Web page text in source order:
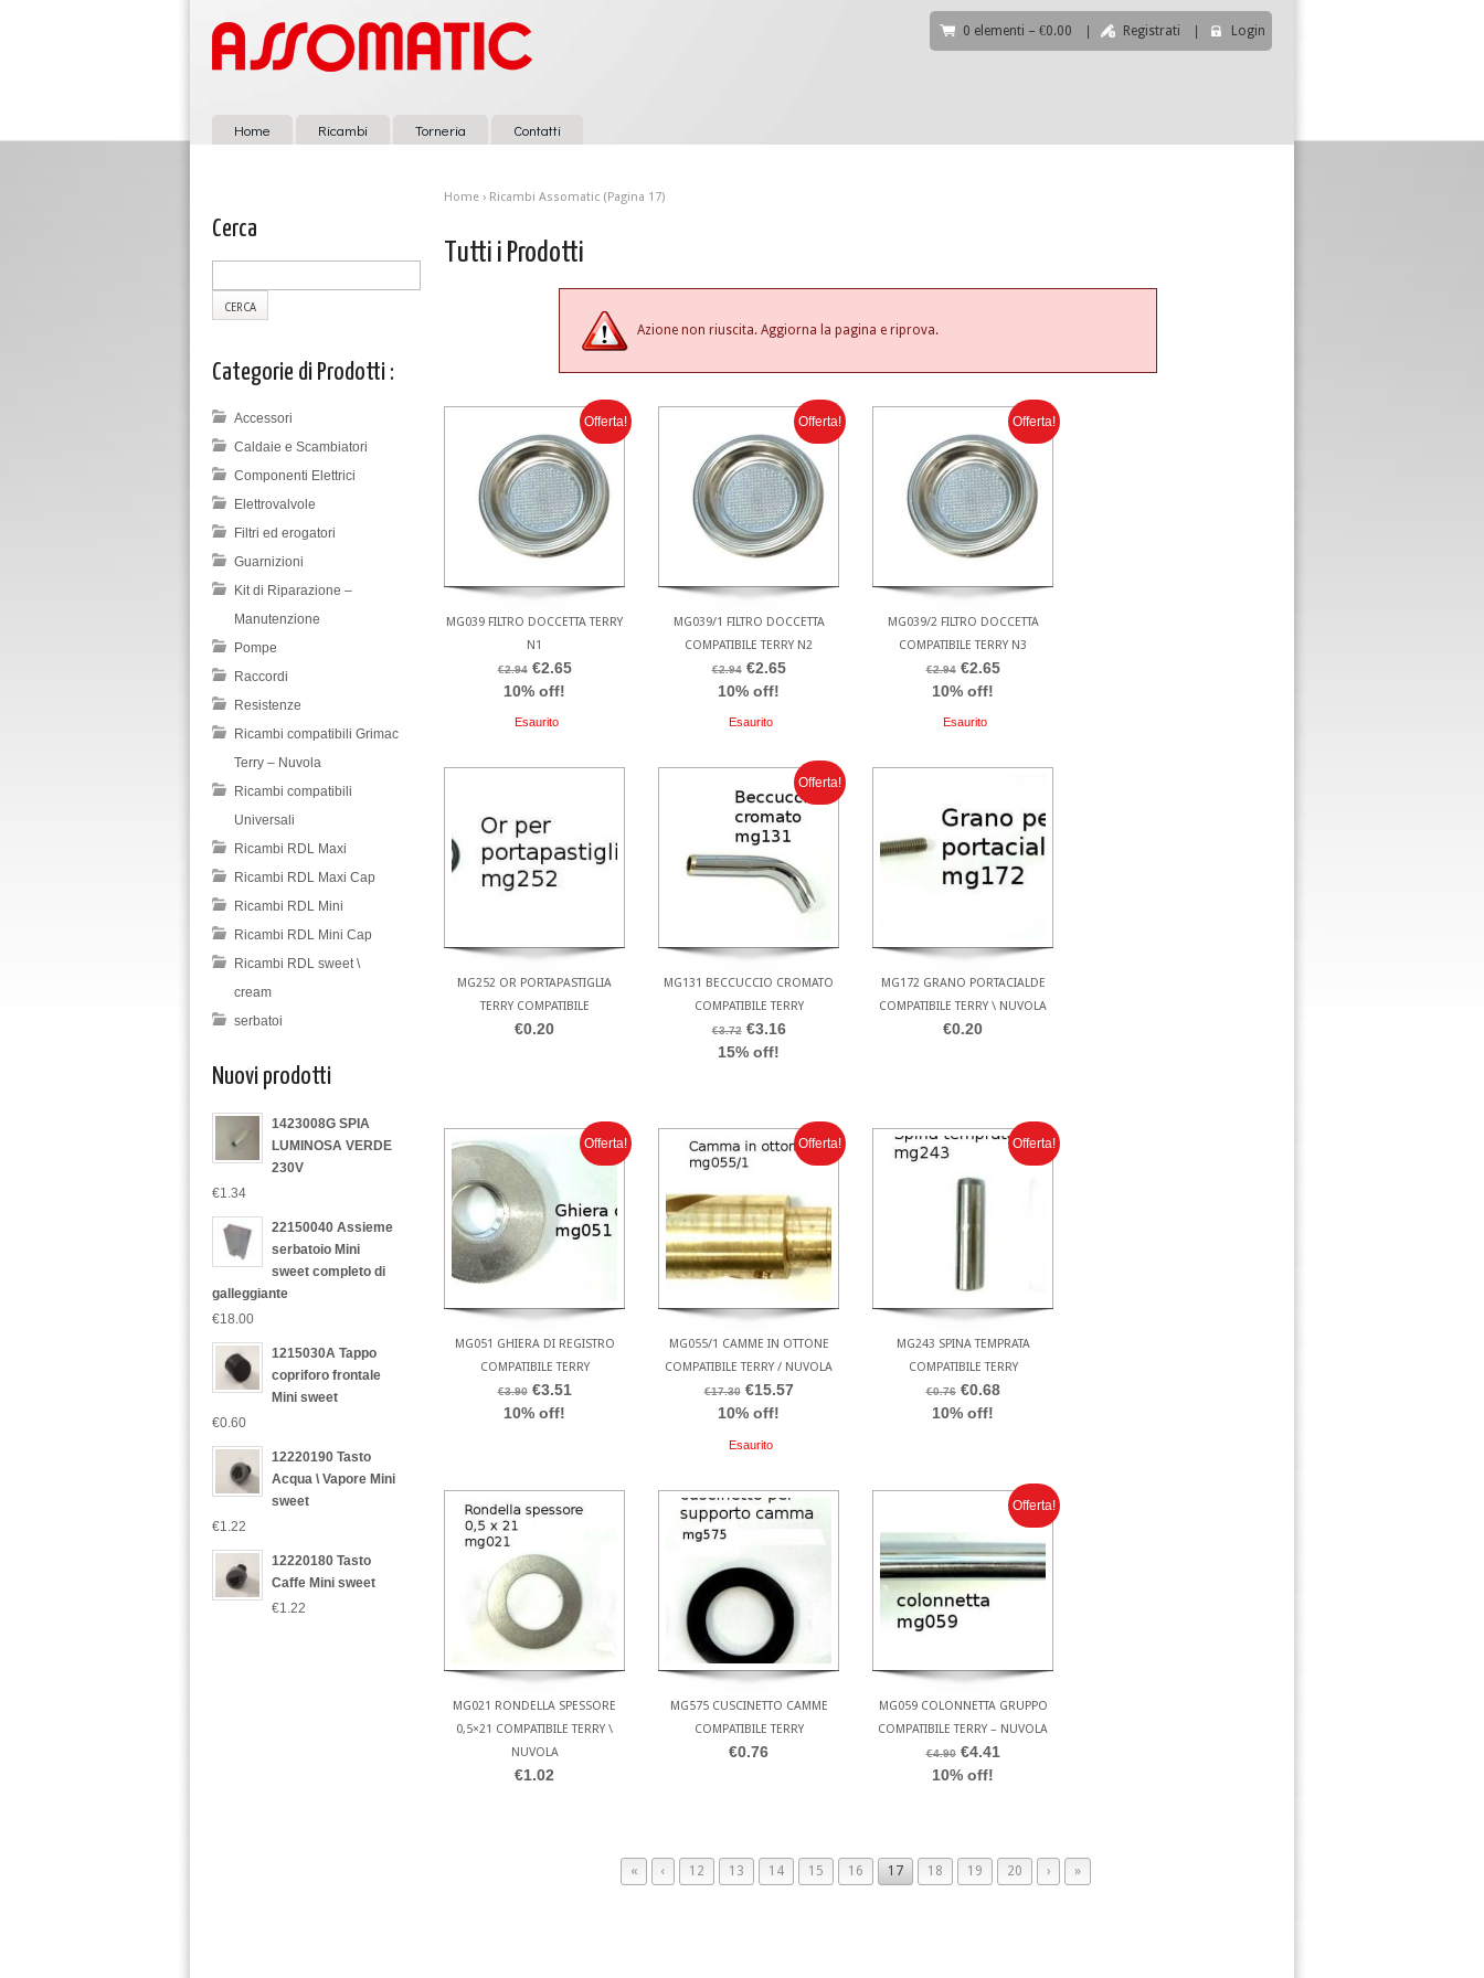
0 elementi – €0.00 Registrati Login
Home Ricambi Torneria Contatti
Home › Ricambi Assomatic (Pagina 17)
Tutti i Prodotti
Azione non riuscita. Aggiorna la pagina e riprova.
Offerta!
MG039 FILTRO DOCCETTA TERRY
N1
€2.94 €2.65
10% off!
Esaurito
Offerta!
MG039/1 FILTRO DOCCETTA
COMPATIBILE TERRY N2
€2.94 €2.65
10% off!
Esaurito
Offerta!
MG039/2 FILTRO DOCCETTA
COMPATIBILE TERRY N3
€2.94 €2.65
10% off!
Esaurito
MG252 OR PORTAPASTIGLIA
TERRY COMPATIBILE
€0.20
Offerta!
MG131 BECCUCCIO CROMATO
COMPATIBILE TERRY
€3.72 €3.16
15% off!
MG172 GRANO PORTACIALDE
COMPATIBILE TERRY \ NUVOLA
€0.20
Offerta!
MG051 GHIERA DI REGISTRO
COMPATIBILE TERRY
€3.90 €3.51
10% off!
Offerta!
MG055/1 CAMME IN OTTONE
COMPATIBILE TERRY / NUVOLA
€17.30 €15.57
10% off!
Esaurito
Offerta!
MG243 SPINA TEMPRATA
COMPATIBILE TERRY
€0.76 €0.68
10% off!
MG021 RONDELLA SPESSORE
0,5×21 COMPATIBILE TERRY \
NUVOLA
€1.02
MG575 CUSCINETTO CAMME
COMPATIBILE TERRY
€0.76
Offerta!
MG059 COLONNETTA GRUPPO
COMPATIBILE TERRY – NUVOLA
€4.90 €4.41
10% off!
« ‹ 12 13 14 15 16 17 18 19 20 › »
Cerca
Categorie di Prodotti :
Accessori
Caldaie e Scambiatori
Componenti Elettrici
Elettrovalvole
Filtri ed erogatori
Guarnizioni
Kit di Riparazione –
Manutenzione
Pompe
Raccordi
Resistenze
Ricambi compatibili Grimac
Terry – Nuvola
Ricambi compatibili
Universali
Ricambi RDL Maxi
Ricambi RDL Maxi Cap
Ricambi RDL Mini
Ricambi RDL Mini Cap
Ricambi RDL sweet \
cream
serbatoi
Nuovi prodotti
1423008G SPIA
LUMINOSA VERDE
230V
€1.34
22150040 Assieme
serbatoio Mini
sweet completo di
galleggiante
€18.00
1215030A Tappo
copriforo frontale
Mini sweet
€0.60
12220190 Tasto
Acqua \ Vapore Mini
sweet
€1.22
12220180 Tasto
Caffe Mini sweet
€1.22